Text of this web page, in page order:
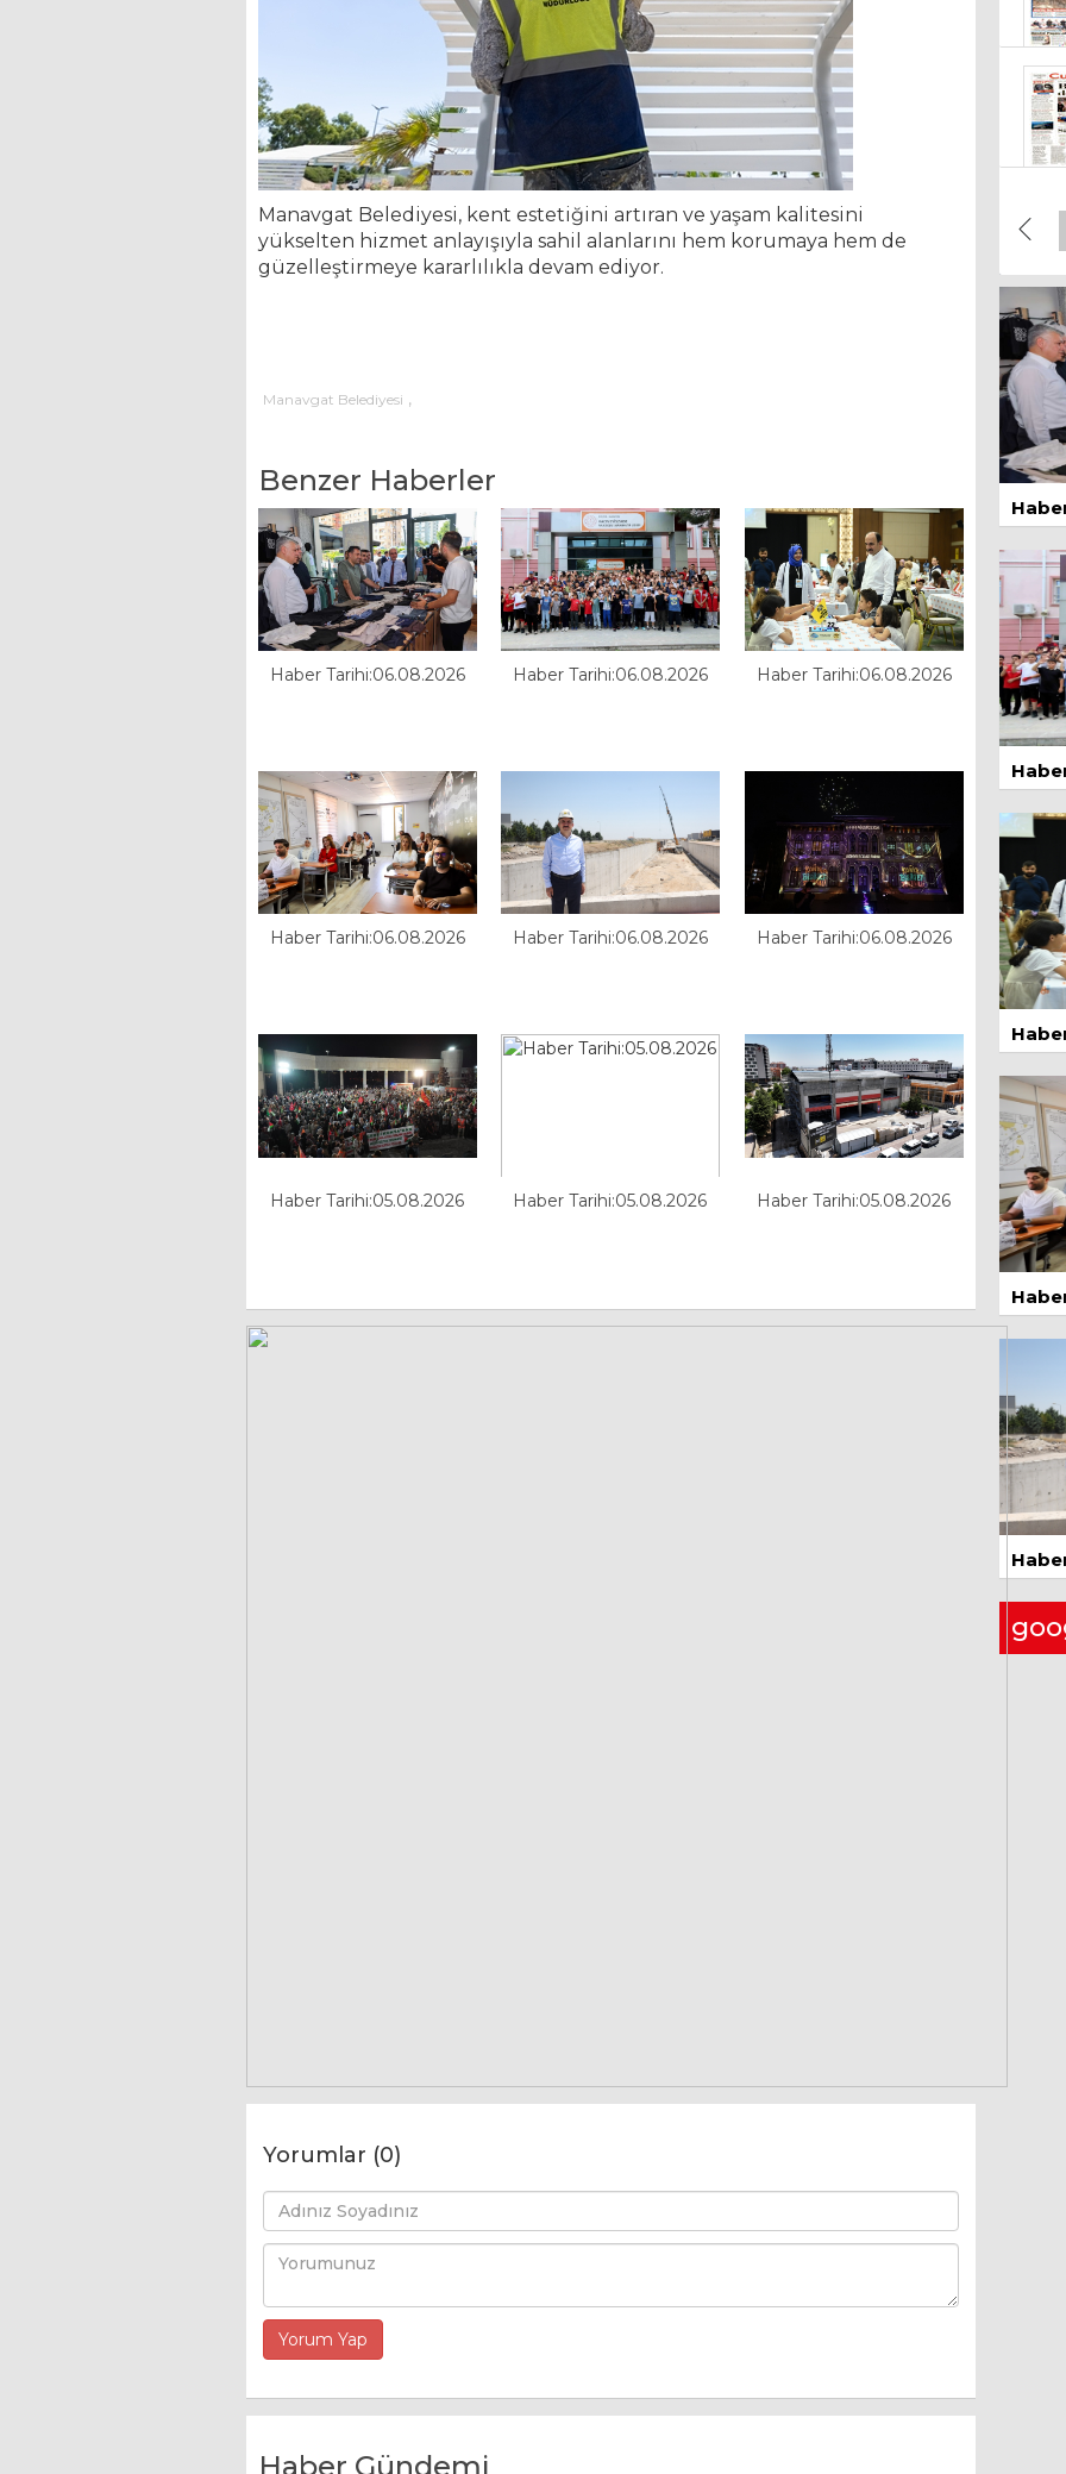
Manavgat Belediyesi, kent estetiğini artıran ve yaşam kalitesini
yükselten hizmet anlayışıyla sahil alanlarını hem korumaya hem de
güzelleştirmeye kararlılıkla devam ediyor.
Manavgat Belediyesi ,
Benzer Haberler
Haber Tarihi:06.08.2026 Haber Tarihi:06.08.2026 Haber Tarihi:06.08.2026
Haber Tarihi:06.08.2026 Haber Tarihi:06.08.2026 Haber Tarihi:06.08.2026
Haber Tarihi:05.08.2026 Haber Tarihi:05.08.2026 Haber Tarihi:05.08.2026
Yorumlar (0)
Haber Gündemi
21
21
19
1
1
13
14
Zor
26